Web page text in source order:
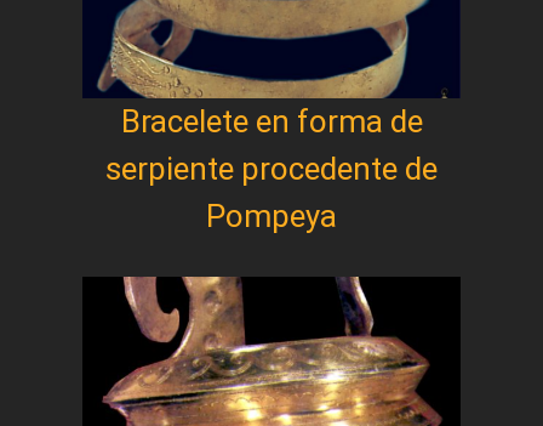
Bracelete en forma de
serpiente procedente de
Pompeya